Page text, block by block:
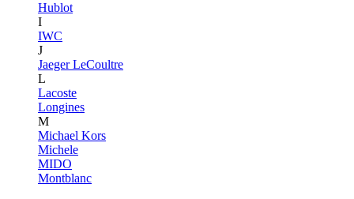
Hublot
I
IWC
J
Jaeger LeCoultre
L
Lacoste
Longines
M
Michael Kors
Michele
MIDO
Montblanc